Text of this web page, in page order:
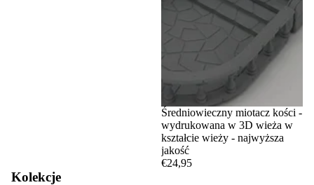
Średniowieczny miotacz kości -
wydrukowana w 3D wieża w
kształcie wieży - najwyższa
jakość
€24,95
Kolekcje